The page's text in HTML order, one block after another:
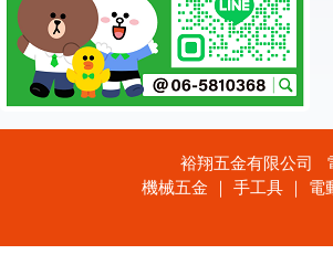
裕翔五金有限公司
機械五金 ｜ 手工具 ｜ 電